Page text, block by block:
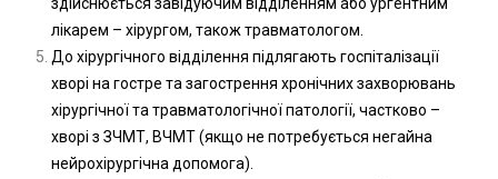
лікарем – хірургом, також травматологом.
До хірургічного відділення підлягають госпіталізації
хворі на гостре та загострення хронічних захворювань
хірургічної та травматологічної патології, частково –
хворі з ЗЧМТ, ВЧМТ (якщо не потребується негайна
нейрохірургічна допомога).